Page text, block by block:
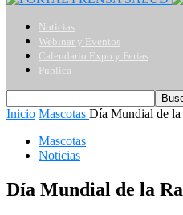
Noticias
Webinar y Eventos
Calendario Expo y Ferias
Publica
Inicio Mascotas Día Mundial de la
Mascotas
Noticias
Día Mundial de la